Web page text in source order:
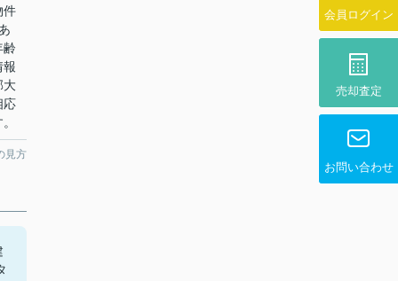
会員ログイン
売却査定
お問い合わせ
件
齢
報
大
応
見方